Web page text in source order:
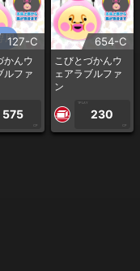
用
127-C
かんウ
ルファ
575
CP
654-C
こびとづかんウ
ェアラブルファ
ン
1PLAY
230
CP